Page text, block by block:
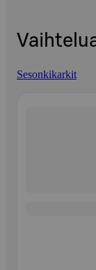
Sesonkikarkit